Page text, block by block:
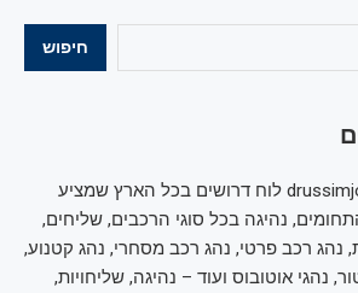
חיפוש
דרושים נהגים – drussimjobbs לוח דרושים בכל הארץ שמציע
נהיגה בכל סוגי הרכבים, שליחים,
נהג רכב פרטי, נהג רכב מסחרי, נהג קטנוע,
נהגי אוטובוס ועוד – נהיגה, שליחויות,